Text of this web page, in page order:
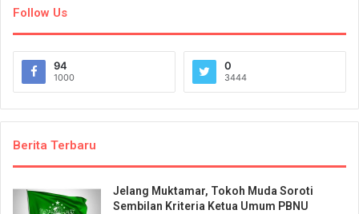
Follow Us
94
1000
0
3444
Berita Terbaru
Jelang Muktamar, Tokoh Muda Soroti
Sembilan Kriteria Ketua Umum PBNU